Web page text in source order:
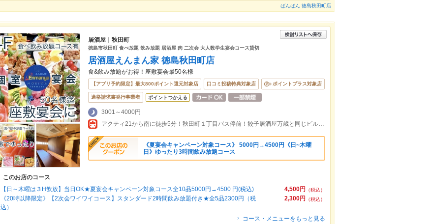
ばんばん 徳島秋田町店
居酒屋｜秋田町
徳島市秋田町 食べ放題 飲み放題 居酒屋 肉 二次会 大人数学生宴会コース貸切
居酒屋えんまん家 徳島秋田町店
食&飲み放題がお得！座敷宴会最50名様
【アプリ予約限定】最大800ポイント還元対象店 口コミ投稿特典対象店 ポイントプラス対象店
適格請求書発行事業者 ポイントつかえる
3001～4000円
アクティ21から南に徒歩5分！秋田町１丁目バス停前！餃子居酒屋万歳と同じビル4階！
《夏宴会キャンペーン対象コース》 5000円→4500円《日~木曜
日》ゆったり3時間飲み放題コース
このお店のコース
4,500円
（税込）
【日～木曜は３H飲放】当日OK★夏宴会キャンペーン対象コース全10品5000円→4500 円(税込)
2,300円
（税込）
《20時以降限定》【2次会ワイワイコース】スタンダード2時間飲み放題付き★全5品2300円（税
込）
コース・メニューをもっと見る